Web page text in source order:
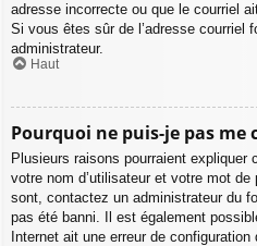
adresse incorrecte ou que le courriel
Si vous êtes sûr de l’adresse courriel
administrateur.
Haut
Pourquoi ne puis-je pas me
Plusieurs raisons pourraient expliquer
votre nom d’utilisateur et votre mot
sont, contactez un administrateur du
pas été banni. Il est également
Internet ait une erreur de